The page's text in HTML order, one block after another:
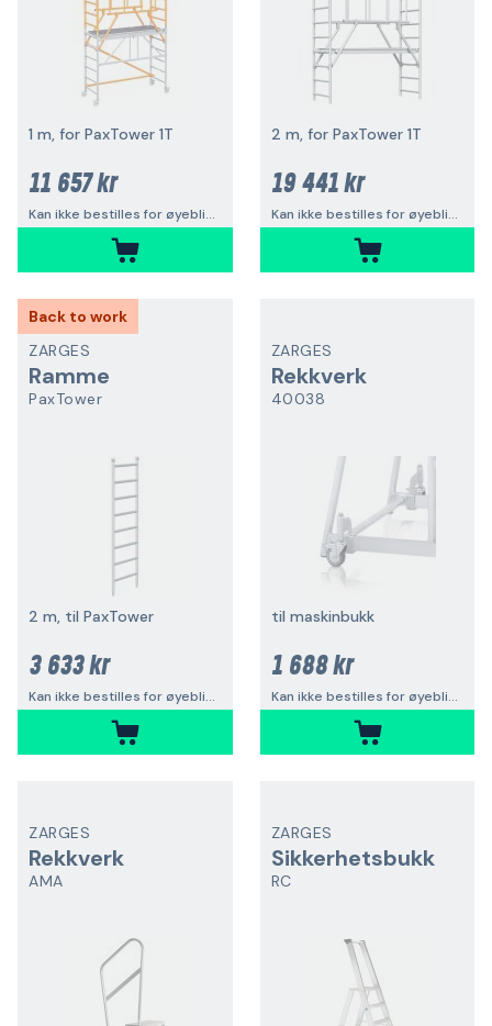
1 m, for PaxTower 1T
11 657 kr
Kan ikke bestilles for øyeblikket
2 m, for PaxTower 1T
19 441 kr
Kan ikke bestilles for øyeblikket
Back to work
ZARGES
Ramme
PaxTower
2 m, til PaxTower
3 633 kr
Kan ikke bestilles for øyeblikket
ZARGES
Rekkverk
40038
til maskinbukk
1 688 kr
Kan ikke bestilles for øyeblikket
ZARGES
Rekkverk
AMA
ZARGES
Sikkerhetsbukk
RC